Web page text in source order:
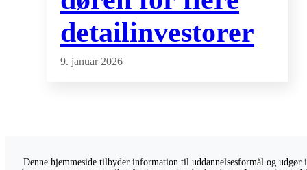
detailinvestorer
9. januar 2026
Denne hjemmeside tilbyder information til uddannelsesformål og